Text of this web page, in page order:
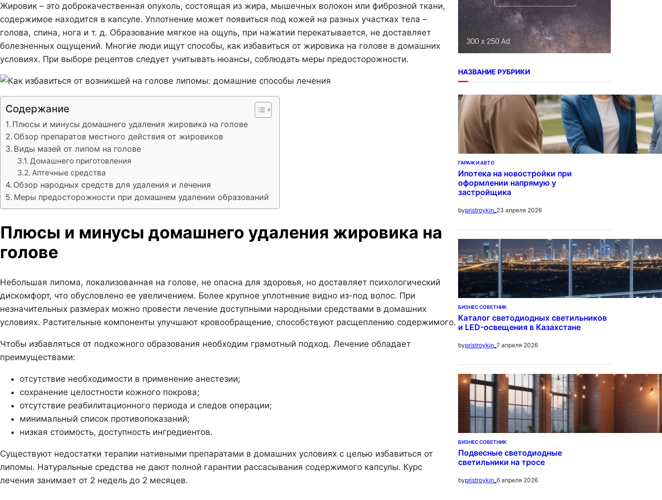
Жировик – это доброкачественная опухоль, состоящая из жира, мышечных волокон или фиброзной ткани,
содержимое находится в капсуле. Уплотнение может появиться под кожей на разных участках тела –
голова, спина, нога и т. д. Образование мягкое на ощупь, при нажатии перекатывается, не доставляет
болезненных ощущений. Многие люди ищут способы, как избавиться от жировика на голове в домашних
условиях. При выборе рецептов следует учитывать нюансы, соблюдать меры предосторожности.
Содержание
Плюсы и минусы домашнего удаления жировика на голове
Обзор препаратов местного действия от жировиков
Виды мазей от липом на голове
Домашнего приготовления
Аптечные средства
Обзор народных средств для удаления и лечения
Меры предосторожности при домашнем удалении образований
Плюсы и минусы домашнего удаления жировика на
голове
Небольшая липома, локализованная на голове, не опасна для здоровья, но доставляет психологический
дискомфорт, что обусловлено ее увеличением. Более крупное уплотнение видно из-под волос. При
незначительных размерах можно провести лечение доступными народными средствами в домашних
условиях. Растительные компоненты улучшают кровообращение, способствуют расщеплению содержимого.
Чтобы избавляться от подкожного образования необходим грамотный подход. Лечение обладает
преимуществами:
отсутствие необходимости в применение анестезии;
сохранение целостности кожного покрова;
отсутствие реабилитационного периода и следов операции;
минимальный список противопоказаний;
низкая стоимость, доступность ингредиентов.
Существуют недостатки терапии нативными препаратами в домашних условиях с целью избавиться от
липомы. Натуральные средства не дают полной гарантии рассасывания содержимого капсулы. Курс
лечения занимает от 2 недель до 2 месяцев.
НАЗВАНИЕ РУБРИКИ
ГАРАЖ И АВТО
Ипотека на новостройки при
оформлении напрямую у
застройщика
bypristroykin_ 23 апреля 2026
БИЗНЕС СОВЕТНИК
Каталог светодиодных светильников
и LED-освещения в Казахстане
bypristroykin_ 7 апреля 2026
БИЗНЕС СОВЕТНИК
Подвесные светодиодные
светильники на тросе
bypristroykin_ 6 апреля 2026